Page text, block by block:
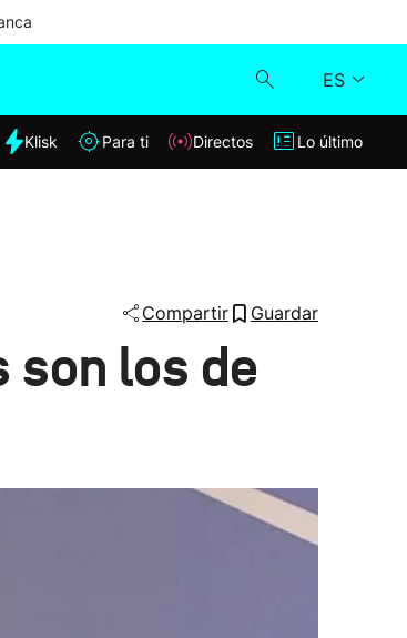
ES
Klisk
Klisk Para ti Directos Lo último
Compartir Guardar
son los de